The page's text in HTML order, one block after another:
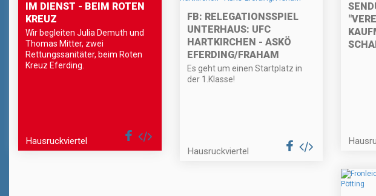
IM DIENST - BEIM ROTEN
KREUZ
Wir begleiten Julia Demuth und
Thomas Mitter, zwei
Rettungssanitäter, beim Roten
Kreuz Eferding.
Hausruckviertel
FB: RELEGATIONSSPIEL
UNTERHAUS: UFC
HARTKIRCHEN - ASKÖ
EFERDING/FRAHAM
Es geht um einen Startplatz in
der 1.Klasse!
Hausruckviertel